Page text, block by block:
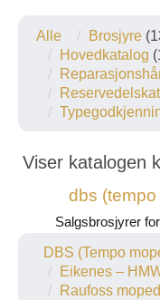
Alle Brosjyre
Hovedkatalog
Viser katalogen
dbs
Salgsbrosjyrer
DBS (Tempo
Eikenes –
Raufoss moped